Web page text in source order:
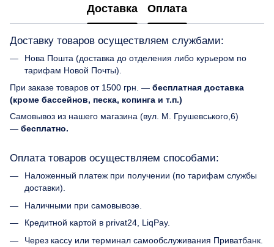
Доставка Оплата
Доставку товаров осуществляем службами:
Нова Пошта (доставка до отделения либо курьером по
тарифам Новой Почты).
При заказе товаров от 1500 грн. — бесплатная доставка
(кроме бассейнов, песка, копинга и т.п.)
Самовывоз из нашего магазина (вул. М. Грушевського,6)
— бесплатно.
Оплата товаров осуществляем способами:
Наложенный платеж при получении (по тарифам службы
доставки).
Наличными при самовывозе.
Кредитной картой в privat24, LiqPay.
Через кассу или терминал самообслуживания Приватбанк.